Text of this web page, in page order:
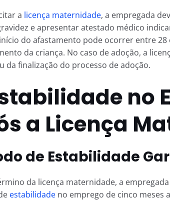
a licença maternidade, a empregada
e apresentar atestado médico
do afastamento pode ocorrer entre 28
da criança. No caso de adoção, a
da finalização do processo de adoção.
no
a Licença
de Estabilidade
da licença maternidade, a
estabilidadeno emprego de cinco meses